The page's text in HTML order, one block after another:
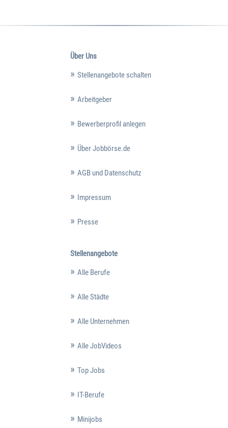
Über Uns
Stellenangebote schalten
Arbeitgeber
Bewerberprofil anlegen
Über Jobbörse.de
AGB und Datenschutz
Impressum
Presse
Stellenangebote
Alle Berufe
Alle Städte
Alle Unternehmen
Alle JobVideos
Top Jobs
IT-Berufe
Minijobs